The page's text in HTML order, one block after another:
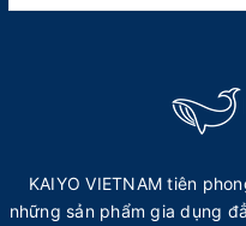
KAIYO VIETNAM tiên
những sản phẩm gia dụng